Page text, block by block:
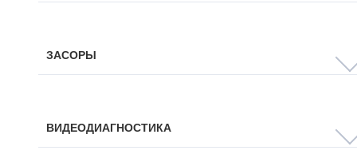
ЗАСОРЫ
ВИДЕОДИАГНОСТИКА